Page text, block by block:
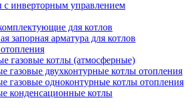
с инверторным управлением
для котлов
запорная арматура для котлов
газовые котлы (атмосферные)
газовые двухконтурные котлы отопления
газовые одноконтурные котлы отопления
конденсационные котлы